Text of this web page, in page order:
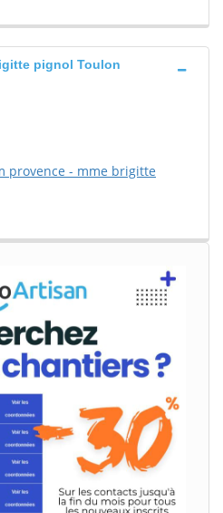
pignol Toulon
provence - mme brigitte